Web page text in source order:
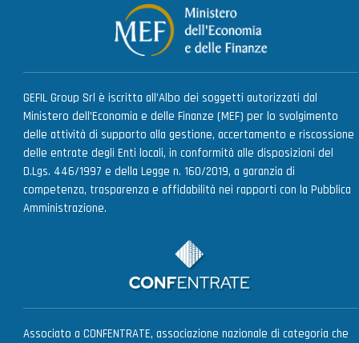
GEFIL Group Srl è iscritta all’Albo dei soggetti autorizzati dal
Ministero dell’Economia e delle Finanze (MEF) per lo svolgimento
delle attività di supporto alla gestione, accertamento e riscossione
delle entrate degli Enti locali, in conformità alle disposizioni del
D.Lgs. 446/1997 e della Legge n. 160/2019, a garanzia di
competenza, trasparenza e affidabilità nei rapporti con la Pubblica
Amministrazione.
Associato a CONFENTRATE, associazione nazionale di categoria che